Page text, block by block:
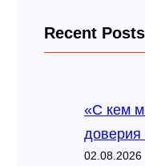
Recent Posts
«С кем
доверия
02.08.2026